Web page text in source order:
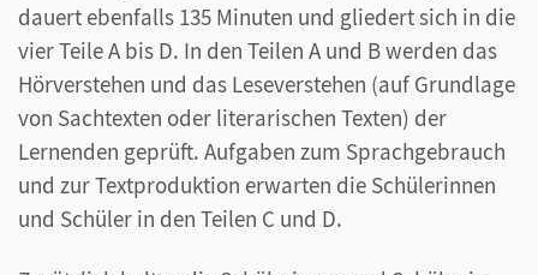
dauert ebenfalls 135 Minuten und gliedert sich in die
vier Teile A bis D. In den Teilen A und B werden das
Hörverstehen und das Leseverstehen (auf Grundlage
von Sachtexten oder literarischen Texten) der
Lernenden geprüft. Aufgaben zum Sprachgebrauch
und zur Textproduktion erwarten die Schülerinnen
und Schüler in den Teilen C und D.